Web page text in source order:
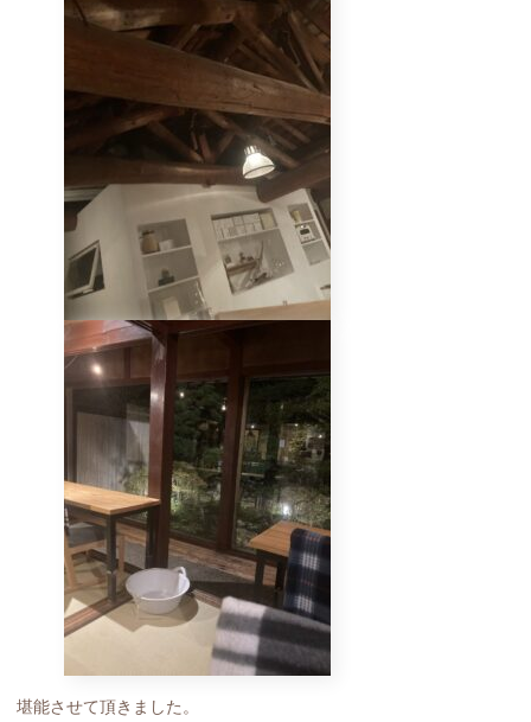
堪能させて頂きました。